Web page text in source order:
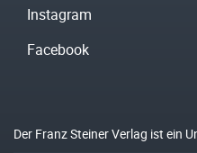
Instagram
Facebook
Der Franz Steiner Verlag ist ein